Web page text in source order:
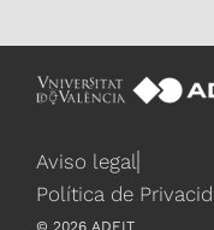
Aviso legal
Política de
© 2026 ADEIT